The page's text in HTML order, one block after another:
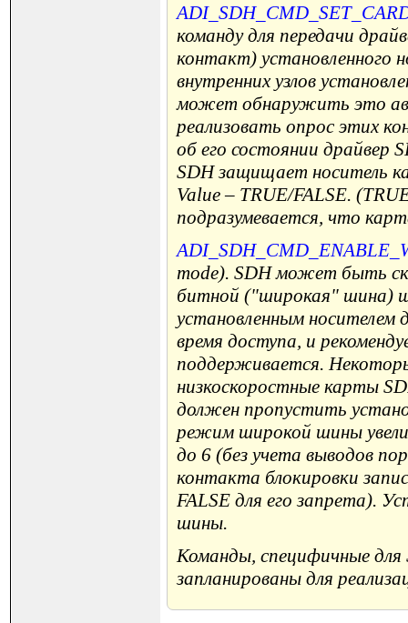
команду для передачи
контакт) установленного
внутренних узлов
может обнаружить это
реализовать опрос этих
об его состоянии драйвер
SDH защищает носитель
Value – TRUE/FALSE.
подразумевается, что
mode). SDH может быть
битной ("широкая" шина)
установленным носителем
время доступа, и
поддерживается.
низкоскоростные карты
должен пропустить
режим широкой шины
до 6 (без учета выводов
контакта блокировки
FALSE для его запрета).
шины.
Команды, специфичные
запланированы для